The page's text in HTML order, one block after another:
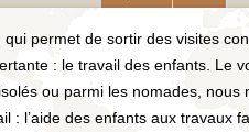
qui permet de sortir des visites
: le travail des enfants. Le
ou parmi les nomades, nous
: l’aide des enfants aux travaux